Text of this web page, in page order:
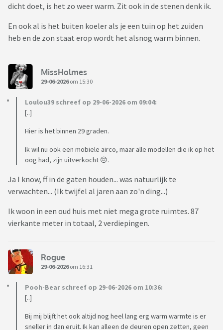
dicht doet, is het zo weer warm. Zit ook in de stenen denk ik.
En ook al is het buiten koeler als je een tuin op het zuiden
heb en de zon staat erop wordt het alsnog warm binnen.
MissHolmes
29-06-2026om 15:30
Loulou39 schreef op 29-06-2026 om 09:04:
[..]
Hier is het binnen 29 graden.
Ik wil nu ook een mobiele airco, maar alle modellen die ik op het
oog had, zijn uitverkocht 😔.
Ja I know, ff in de gaten houden... was natuurlijk te
verwachten... (Ik twijfel al jaren aan zo'n ding...)
Ik woon in een oud huis met niet mega grote ruimtes. 87
vierkante meter in totaal, 2 verdiepingen.
Rogue
29-06-2026om 16:31
Pooh-Bear schreef op 29-06-2026 om 10:36:
[..]
Bij mij blijft het ook altijd nog heel lang erg warm warmte is er
sneller in dan eruit. Ik kan alleen de deuren open zetten, geen